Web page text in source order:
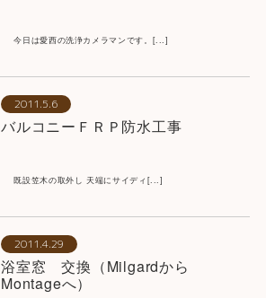
今日は愛西の洗浄カメラマンです。[...]
2011.5.6
バルコニーＦＲＰ防水工事
既設笠木の取外し 天端にサイディ[...]
2011.4.29
浴室窓 交換（Milgardから
Montageへ）